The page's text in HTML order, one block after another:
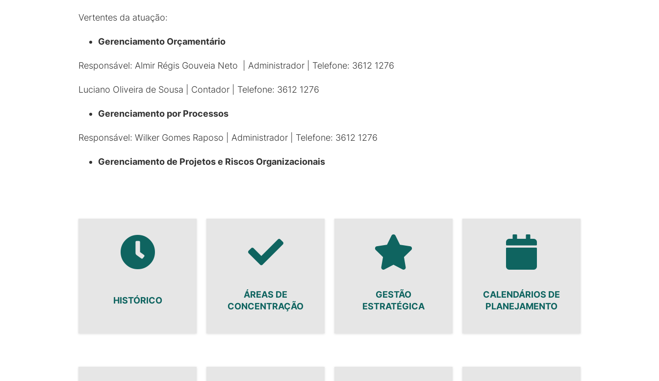
Vertentes da atuação:
Gerenciamento Orçamentário
Responsável: Almir Régis Gouveia Neto | Administrador | Telefone: 3612 1276
Luciano Oliveira de Sousa | Contador | Telefone: 3612 1276
Gerenciamento por Processos
Responsável: Wilker Gomes Raposo | Administrador | Telefone: 3612 1276
Gerenciamento de Projetos e Riscos Organizacionais
HISTÓRICO
ÁREAS DE
CONCENTRAÇÃO
GESTÃO
ESTRATÉGICA
CALENDÁRIOS DE
PLANEJAMENTO